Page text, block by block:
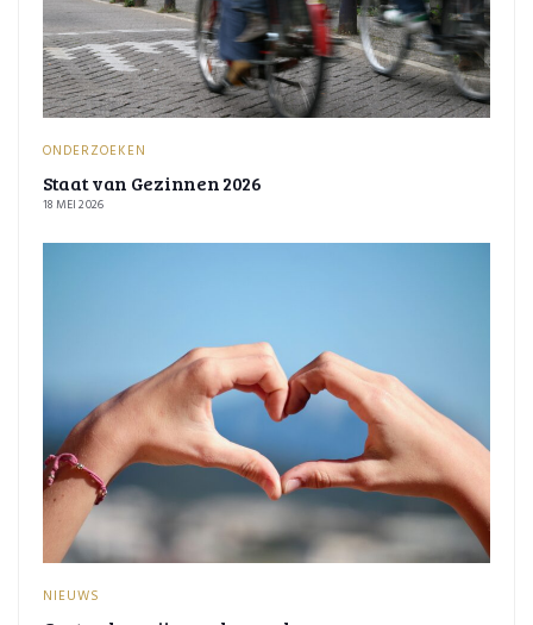
ONDERZOEKEN
Staat van Gezinnen 2026
18 MEI 2026
NIEUWS